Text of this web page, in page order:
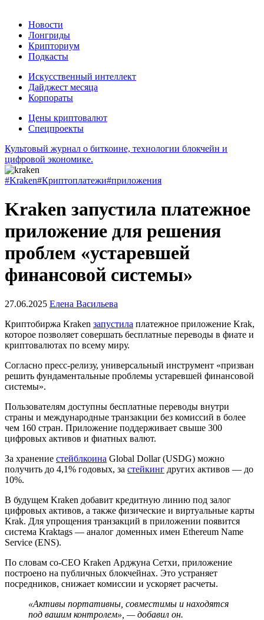
Новости
Лонгриды
Крипториум
Подкасты
Искусственный интеллект
Дайджест месяца
Корпораты
Цены криптовалют
Спецпроекты
Культовый журнал о биткоине, технологии блокчейн и
цифровой экономике.
#Kraken#Криптоплатежи#приложения
Kraken запустила платежное
приложение для решения
проблем «устаревшей
финансовой системы»
27.06.2025 Елена Васильева
Криптобиржа Kraken запустила платежное приложение Krak,
которое позволяет совершать бесплатные переводы в фиате и
криптовалютах по всему миру.
Согласно пресс-релизу, универсальный инструмент «призван
решить фундаментальные проблемы устаревшей финансовой
системы».
Пользователям доступны бесплатные переводы внутри
страны и международные транзакции без комиссий в более
чем 160 стран. Приложение поддерживает свыше 300
цифровых активов и фиатных валют.
За хранение стейблкоина Global Dollar (USDG) можно
получить до 4,1% годовых, за стейкинг других активов — до
10%.
В будущем Kraken добавит кредитную линию под залог
цифровых активов, а также физические и виртуальные карты
Krak. Для упрощения транзакций в приложении появится
система Kraktags — аналог доменных имен Ethereum Name
Service (ENS).
По словам со-CEO Kraken Арджуна Сетхи, приложение
построено на публичных блокчейнах. Это устраняет
посредников, снижает комиссии и ускоряет расчеты.
«Активы портативны, совместимы и находятся
под вашим контролем», — добавил он.